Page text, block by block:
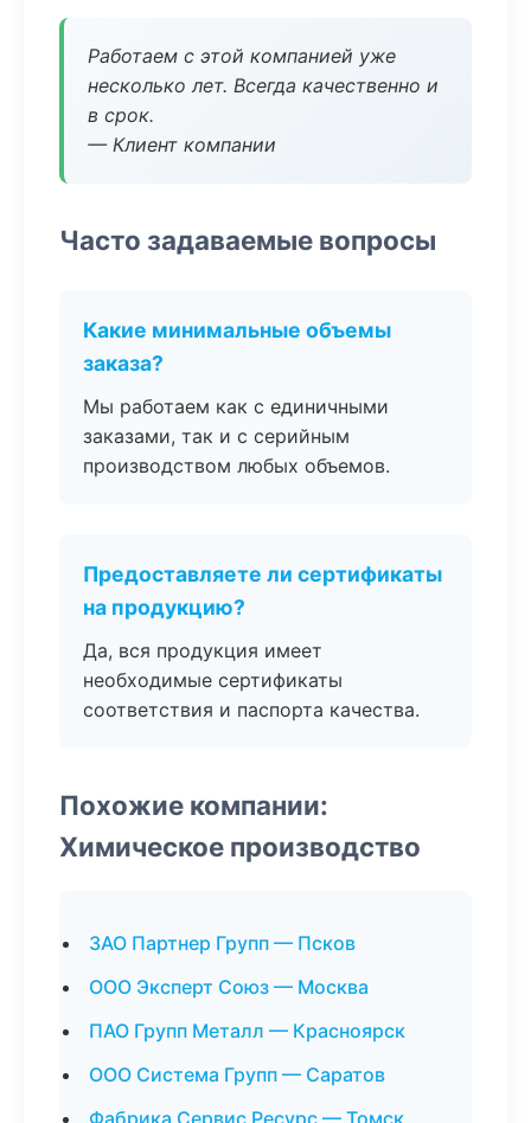
Работаем с этой компанией уже
несколько лет. Всегда качественно и
в срок.
— Клиент компании
Часто задаваемые вопросы
Какие минимальные объемы
заказа?
Мы работаем как с единичными
заказами, так и с серийным
производством любых объемов.
Предоставляете ли сертификаты
на продукцию?
Да, вся продукция имеет
необходимые сертификаты
соответствия и паспорта качества.
Похожие компании:
Химическое производство
ЗАО Партнер Групп — Псков
ООО Эксперт Союз — Москва
ПАО Групп Металл — Красноярск
ООО Система Групп — Саратов
Фабрика Сервис Ресурс — Томск